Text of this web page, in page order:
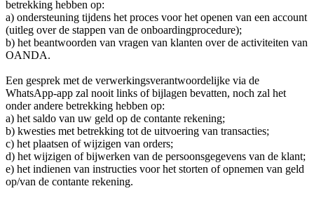
betrekking hebben op:
a) ondersteuning tijdens het proces voor het openen van een account
(uitleg over de stappen van de onboardingprocedure);
b) het beantwoorden van vragen van klanten over de activiteiten van
OANDA.
Een gesprek met de verwerkingsverantwoordelijke via de
WhatsApp-app zal nooit links of bijlagen bevatten, noch zal het
onder andere betrekking hebben op:
a) het saldo van uw geld op de contante rekening;
b) kwesties met betrekking tot de uitvoering van transacties;
c) het plaatsen of wijzigen van orders;
d) het wijzigen of bijwerken van de persoonsgegevens van de klant;
e) het indienen van instructies voor het storten of opnemen van geld
op/van de contante rekening.